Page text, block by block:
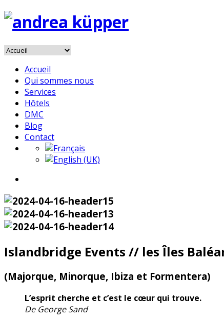
Accueil
Qui sommes nous
Services
Hôtels
DMC
Blog
Contact
Islandbridge Events // les Îles
(Majorque, Minorque, Ibiza et Formentera)
L’esprit cherche et c’est le cœur qui trouve.
De George Sand